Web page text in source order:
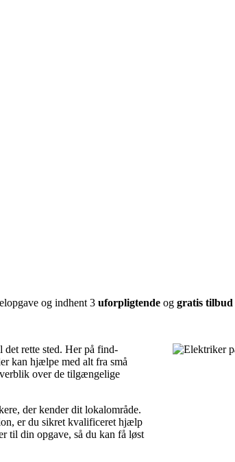
og indhent 3 uforpligtende og gratis tilbud
rette sted. Her på find-
kan hjælpe med alt fra små
over de tilgængelige
der kender dit lokalområde.
er du sikret kvalificeret hjælp
til din opgave, så du kan få løst